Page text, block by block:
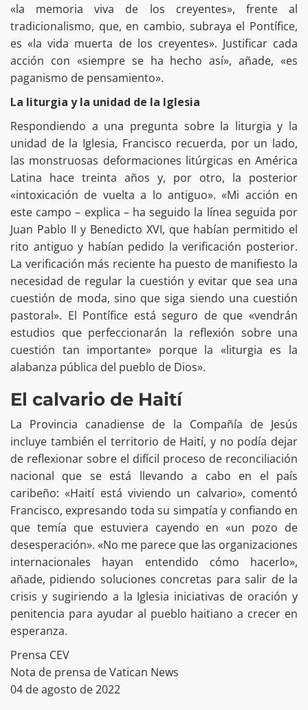
«la memoria viva de los creyentes», frente al
tradicionalismo, que, en cambio, subraya el Pontífice,
es «la vida muerta de los creyentes». Justificar cada
acción con «siempre se ha hecho así», añade, «es
paganismo de pensamiento».
La liturgia y la unidad de la Iglesia
Respondiendo a una pregunta sobre la liturgia y la
unidad de la Iglesia, Francisco recuerda, por un lado,
las monstruosas deformaciones litúrgicas en América
Latina hace treinta años y, por otro, la posterior
«intoxicación de vuelta a lo antiguo». «Mi acción en
este campo – explica – ha seguido la línea seguida por
Juan Pablo II y Benedicto XVI, que habían permitido el
rito antiguo y habían pedido la verificación posterior.
La verificación más reciente ha puesto de manifiesto la
necesidad de regular la cuestión y evitar que sea una
cuestión de moda, sino que siga siendo una cuestión
pastoral». El Pontífice está seguro de que «vendrán
estudios que perfeccionarán la reflexión sobre una
cuestión tan importante» porque la «liturgia es la
alabanza pública del pueblo de Dios».
El calvario de Haití
La Provincia canadiense de la Compañía de Jesús
incluye también el territorio de Haití, y no podía dejar
de reflexionar sobre el difícil proceso de reconciliación
nacional que se está llevando a cabo en el país
caribeño: «Haití está viviendo un calvario», comentó
Francisco, expresando toda su simpatía y confiando en
que temía que estuviera cayendo en «un pozo de
desesperación». «No me parece que las organizaciones
internacionales hayan entendido cómo hacerlo»,
añade, pidiendo soluciones concretas para salir de la
crisis y sugiriendo a la Iglesia iniciativas de oración y
penitencia para ayudar al pueblo haitiano a crecer en
esperanza.
Prensa CEV
Nota de prensa de Vatican News
04 de agosto de 2022